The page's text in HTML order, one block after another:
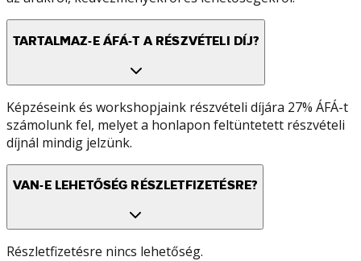
TARTALMAZ-E ÁFÁ-T A RÉSZVÉTELI DÍJ?
Képzéseink és workshopjaink részvételi díjára 27% ÁFÁ-t
számolunk fel, melyet a honlapon feltüntetett részvételi
díjnál mindig jelzünk.
VAN-E LEHETŐSÉG RÉSZLETFIZETÉSRE?
Részletfizetésre nincs lehetőség.